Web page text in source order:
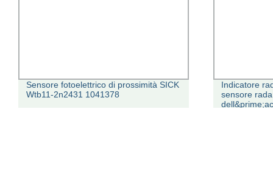
Sensore fotoelettrico di prossimità SICK
Wtb11-2n2431 1041378
Indicatore
sensore